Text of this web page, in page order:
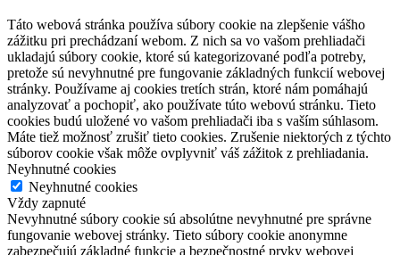
Táto webová stránka používa súbory cookie na zlepšenie vášho
zážitku pri prechádzaní webom. Z nich sa vo vašom prehliadači
ukladajú súbory cookie, ktoré sú kategorizované podľa potreby,
pretože sú nevyhnutné pre fungovanie základných funkcií webovej
stránky. Používame aj cookies tretích strán, ktoré nám pomáhajú
analyzovať a pochopiť, ako používate túto webovú stránku. Tieto
cookies budú uložené vo vašom prehliadači iba s vaším súhlasom.
Máte tiež možnosť zrušiť tieto cookies. Zrušenie niektorých z týchto
súborov cookie však môže ovplyvniť váš zážitok z prehliadania.
Neyhnutné cookies
Neyhnutné cookies
Vždy zapnuté
Nevyhnutné súbory cookie sú absolútne nevyhnutné pre správne
fungovanie webovej stránky. Tieto súbory cookie anonymne
zabezpečujú základné funkcie a bezpečnostné prvky webovej